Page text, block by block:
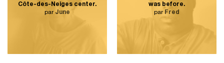
Côte-des-Neiges center.
par June
was before.
par Fred